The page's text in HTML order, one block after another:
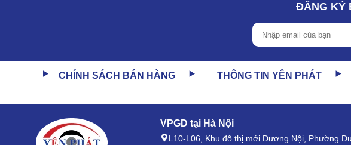
Không những vậy, vỏ máy còn được đúc dày, cản âm cực tốt. Khi thiết
Dung tích 22l
ĐĂNG KÝ
CHÍNH SÁCH BÁN HÀNG THÔNG TIN YÊN PHÁT
VPGD tại Hà Nội
L10-L06, Khu đô thị mới Dương Nội, Phường